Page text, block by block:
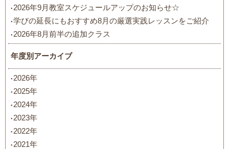
2026年9月教室スケジュールアップのお知らせ☆
学びの延長にもおすすめ8月の厳選実践レッスンをご紹介
2026年8月前半の追加クラス
年度別アーカイブ
2026年
2025年
2024年
2023年
2022年
2021年